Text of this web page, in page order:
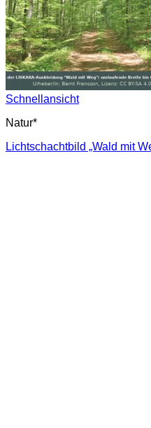
Schnellansicht
Natur*
Lichtschachtbild „Wald mit